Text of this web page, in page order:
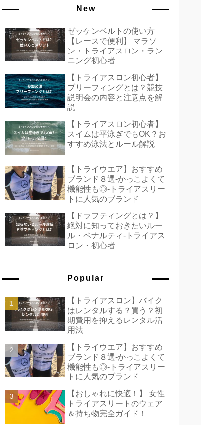
New
ゼッケンベルトの使い方
【レースで便利】 マラソ
ン・トライアスロン・ラン
ニング初心者
【トライアスロン初心者】
ブリーフィングとは？競技
説明会の内容と注意点を解
説
【トライアスロン初心者】
スイムは平泳ぎでもOK？お
すすめ泳法とルール解説
【トライウエア】おすすめ
ブランド８選-かっこよくて
機能性も◎-トライアスリー
トに人気のブランド
【ドラフティングとは？】
絶対に知っておきたいルー
ル・ペナルティ-トライアス
ロン・初心者
Popular
【トライアスロン】バイク
はレンタルする？買う？初
期費用を抑えるレンタル活
用法
【トライウエア】おすすめ
ブランド８選-かっこよくて
機能性も◎-トライアスリー
トに人気のブランド
【おしゃれに快適！】 女性
トライアスリートのウェア
＆持ち物完全ガイド！